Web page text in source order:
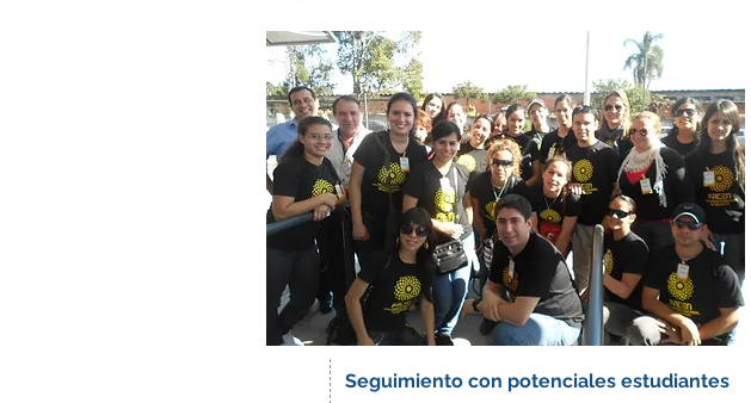
Seguimiento con potenciales estudiantes